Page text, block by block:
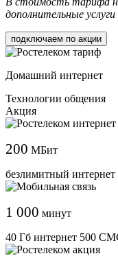
дополнительные
подключаем по акции
Домашний интернет
Технологии общения
Акция
200 МБит
безлимитный интернет
1 000 минут
40 Гб интернет 500